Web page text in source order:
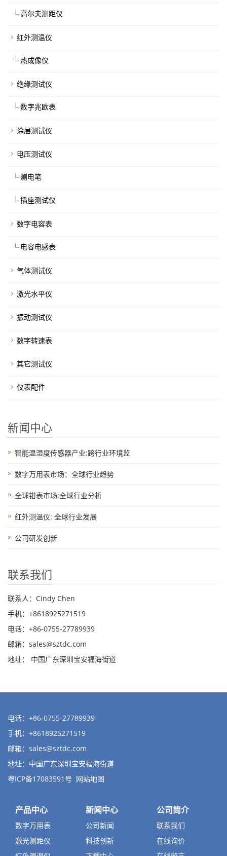
高尔夫测距仪
红外测温仪
热成像仪
绝缘测试仪
数字兆欧表
涂层测试仪
电压测试仪
测电笔
插座测试仪
数字电容表
电容电感表
气体测试仪
激光水平仪
振动测试仪
数字转速表
其它测试仪
仪表配件
新闻中心
智能温湿度传感器产业:跨行业环境监
数字万用表市场：全球行业趋势
全球钳表市场:全球行业分析
红外测温仪: 全球行业发展
公司研发创新
联系我们
联系人：Cindy Chen
手机：+8618925271519
电话：+86-0755-27789939
邮箱： sales@sztdc.com
地址： 中国广东深圳宝安福海街道
电话：+86-0755-27789939
手机：+8618925271519
邮箱： sales@sztdc.com
地址：中国广东深圳宝安福海街道
粤ICP备17083591号 网站地图
产品中心
数字万用表
激光测距仪
新闻中心
公司新闻
科技创新
公司简介
联系我们
在线询价